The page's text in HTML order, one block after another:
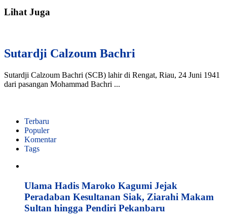
Lihat Juga
Sutardji Calzoum Bachri
Sutardji Calzoum Bachri (SCB) lahir di Rengat, Riau, 24 Juni 1941
dari pasangan Mohammad Bachri ...
Terbaru
Populer
Komentar
Tags
Ulama Hadis Maroko Kagumi Jejak
Peradaban Kesultanan Siak, Ziarahi Makam
Sultan hingga Pendiri Pekanbaru